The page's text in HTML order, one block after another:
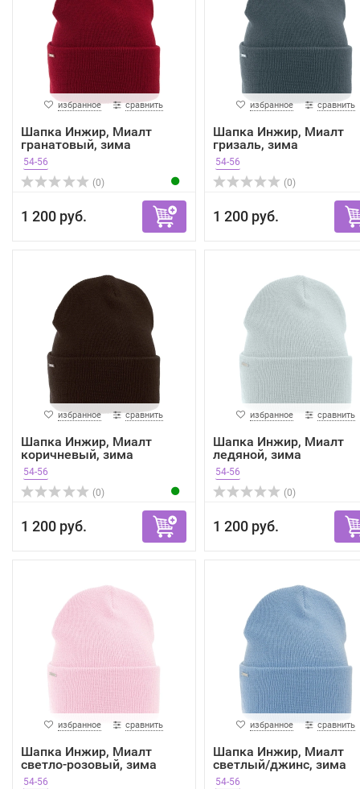
избранное сравнить
Шапка Инжир, Миалт
гранатовый, зима
54-56
(0)
1 200 руб.
избранное сравнить
Шапка Инжир, Миалт
гризаль, зима
54-56
(0)
1 200 руб.
избранное сравнить
Шапка Инжир, Миалт
коричневый, зима
54-56
(0)
1 200 руб.
избранное сравнить
Шапка Инжир, Миалт
ледяной, зима
54-56
(0)
1 200 руб.
избранное сравнить
Шапка Инжир, Миалт
светло-розовый, зима
54-56
избранное сравнить
Шапка Инжир, Миалт
светлый/джинс, зима
54-56